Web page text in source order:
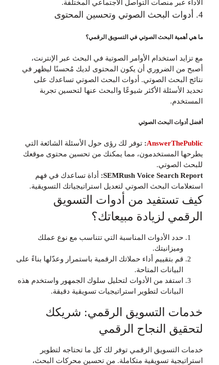
الأداء عبر منصات التواصل الاجتماعي المختلفة.
4. أدوات البحث الصوتي وتحسين المحتوى
ما هي أهمية البحث الصوتي في التسويق الرقمي؟
مع تزايد استخدام الأوامر الصوتية في البحث عبر الإنترنت،
أصبح من الضروري أن يكون المحتوى لديك مُحسنًا ليظهر في
نتائج البحث الصوتي. أدوات البحث الصوتي تساعدك على
تحديد الأسئلة الأكثر شيوعًا والبحث عنها لتحسين تجربة
المستخدم.
أفضل أدوات البحث الصوتي
AnswerThePublic
: توفر لك رؤى حول الأسئلة الشائعة التي
يطرحها المستخدمون، مما يمكنك من تحسين محتوى موقعك
للبحث الصوتي.
SEMRush Voice Search Report:
أداة تساعدك في فهم
استعلامات البحث الصوتي لتعديل استراتيجياتك التسويقية.
كيف تستفيد من أدوات التسويق
الرقمي لزيادة مبيعاتك؟
حدد الأدوات المناسبة التي تتناسب مع نوع عملك
وميزانيتك.
قم بتقييم أداء حملاتك الرقمية باستمرار وعدّلها بناءً على
البيانات المتاحة.
استفد من الأدوات لتحليل سلوك الجمهور واستخدم هذه
البيانات لتطوير استراتيجيات تسويقية دقيقة.
خدمات التسويق الرقمي: شريكك
لتحقيق النجاح الرقمي
خدمات التسويق الرقمي توفر لك كل ما تحتاجه لتطوير
استراتيجية تسويقية متكاملة. من تحسين محركات البحث،